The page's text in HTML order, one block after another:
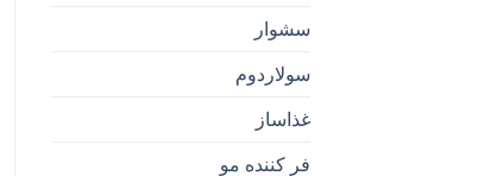
سشوار
سولاردوم
غذاساز
فر کننده مو